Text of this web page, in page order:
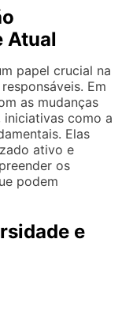
Atual
papel crucial na
Em
as mudanças
iniciativas como a
Elas
ativo e
os
podem
e